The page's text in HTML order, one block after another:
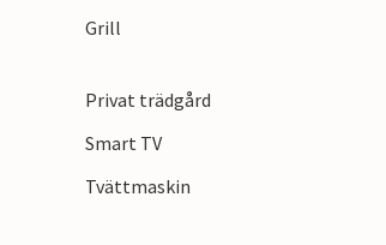
Grill
Privat trädgård
Smart TV
Tvättmaskin